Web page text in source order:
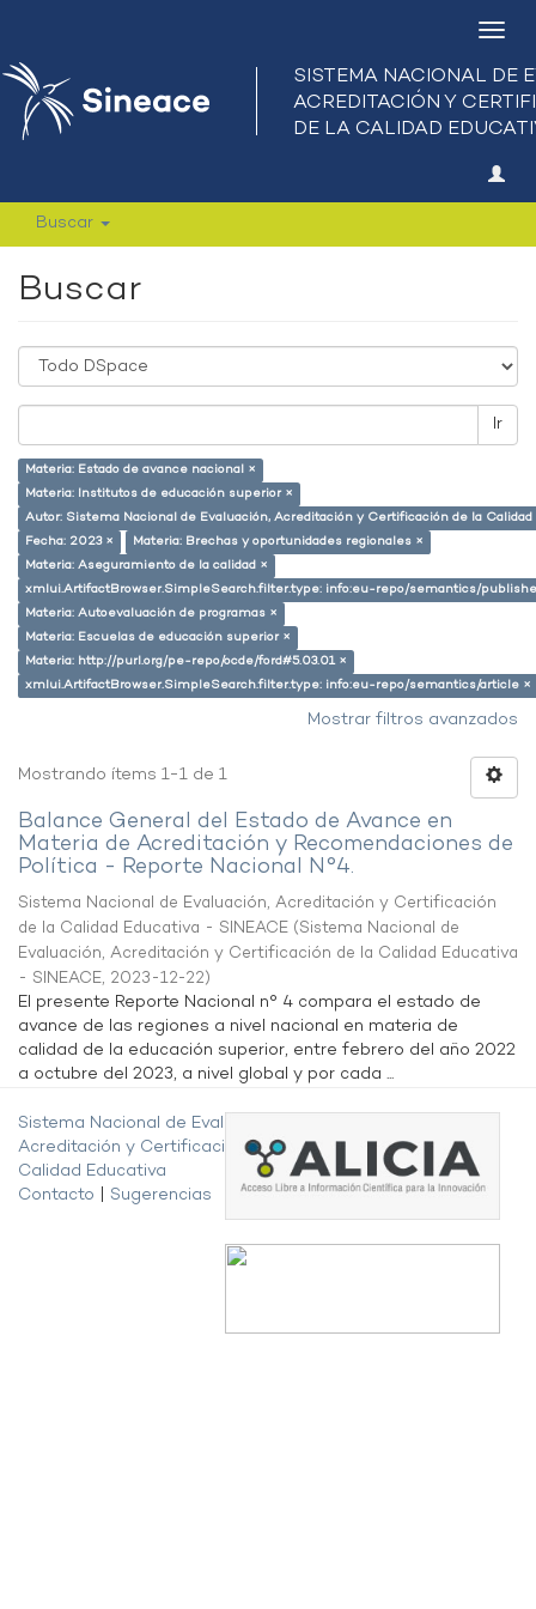
Buscar
Buscar
Ir
Materia: Estado de avance nacional ×
Materia: Institutos de educación superior ×
Autor: Sistema Nacional de Evaluación, Acreditación y Certificación de la
Fecha: 2023 ×
Materia: Brechas y oportunidades regionales ×
Materia: Aseguramiento de la calidad ×
xmlui.ArtifactBrowser.SimpleSearch.filter.type: info:eu-repo/semantics/
Materia: Autoevaluación de programas ×
Materia: Escuelas de educación superior ×
Materia: http://purl.org/pe-repo/ocde/ford#5.03.01 ×
xmlui.ArtifactBrowser.SimpleSearch.filter.type: info:eu-repo/semantics/article ×
Mostrar filtros avanzados
Mostrando ítems 1-1 de 1
Balance General del Estado de Avance en
Materia de Acreditación y Recomendaciones de
Política - Reporte Nacional N°4.
Sistema Nacional de Evaluación, Acreditación y Certificación
de la Calidad Educativa - SINEACE (Sistema Nacional de
Evaluación, Acreditación y Certificación de la Calidad Educativa
- SINEACE, 2023-12-22)
El presente Reporte Nacional n° 4 compara el estado de
avance de las regiones a nivel nacional en materia de
calidad de la educación superior, entre febrero del año 2022
a octubre del 2023, a nivel global y por cada ...
Sistema Nacional de Evaluación,
Acreditación y Certificación de la
Calidad Educativa
Contacto
Sugerencias